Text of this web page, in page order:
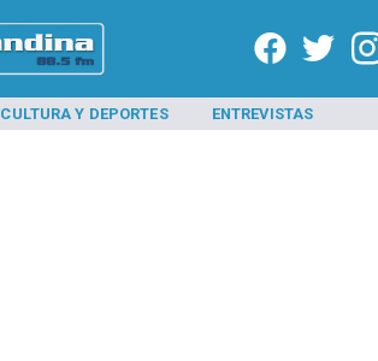
CULTURA Y DEPORTES ENTREVISTAS